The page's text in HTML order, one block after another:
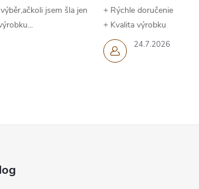
jsem šla jen
24.7.2026
+ Rýchle doručenie
+ Kvalita výrobku